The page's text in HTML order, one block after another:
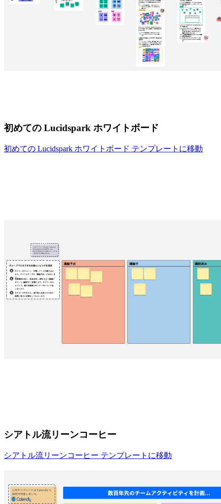
初めての Lucidspark ホワイトボード
初めての Lucidspark ホワイトボード テンプレートに移動
シアトル流リーンコーヒー
シアトル流リーンコーヒー テンプレートに移動